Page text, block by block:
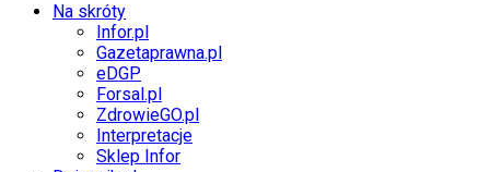
Na skróty
Infor.pl
Gazetaprawna.pl
eDGP
Forsal.pl
ZdrowieGO.pl
Interpretacje
Sklep Infor